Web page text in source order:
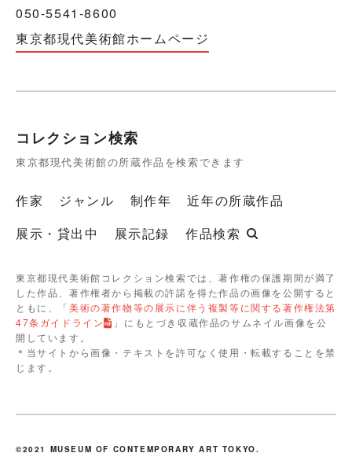
050-5541-8600
東京都現代美術館ホームページ
コレクション検索
東京都現代美術館の所蔵作品を検索できます
作家 ジャンル 制作年
近年の所蔵作品
展示・貸出中
展示記録 作品検索
東京都現代美術館コレクション検索では、著作権の保護期間が満了
した作品、著作権者から掲載の許諾を得た作品の画像を公開すると
ともに、「美術の著作物等の展示に伴う複製等に関する著作権法第
47条ガイドライン
」にもとづき収蔵作品のサムネイル画像を公
開しています。
＊当サイトから画像・テキストを許可なく使用・転載することを禁
じます。
©2021 MUSEUM OF CONTEMPORARY ART TOKYO.